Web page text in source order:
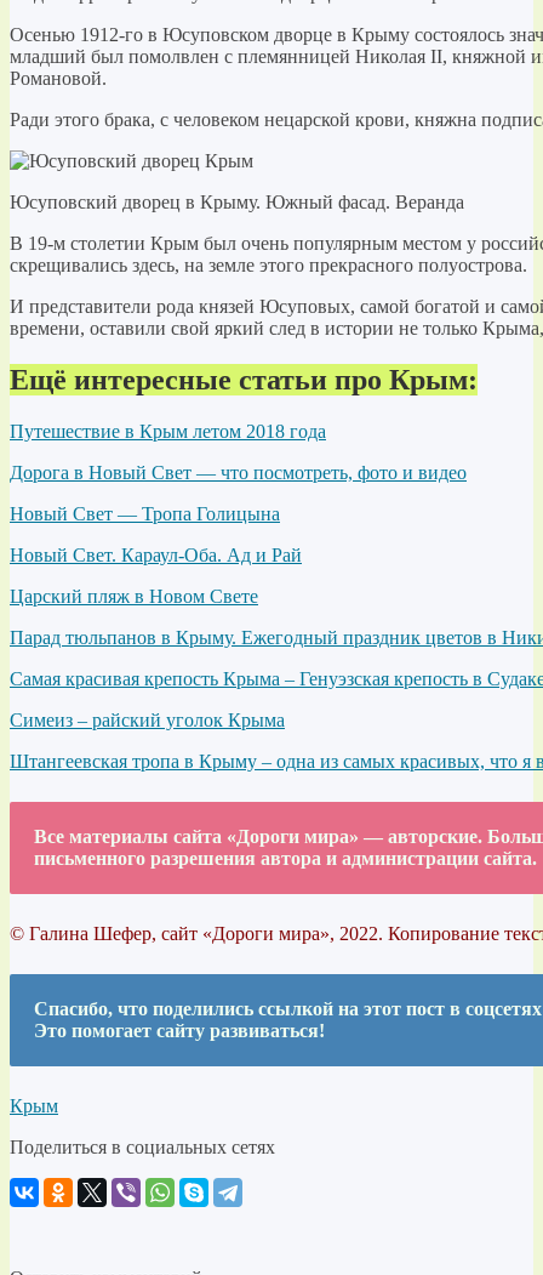
Осенью 1912-го в Юсуповском дворце в Крыму состоялось
младший был помолвлен с племянницей Николая II, княжной
Романовой.
Ради этого брака, с человеком нецарской крови, княжна
Юсуповский дворец в Крыму. Южный фасад. Веранда
В 19-м столетии Крым был очень популярным местом у
скрещивались здесь, на земле этого прекрасного полуострова.
И представители рода князей Юсуповых, самой богатой и
времени, оставили свой яркий след в истории не только
Ещё интересные статьи про Крым:
Путешествие в Крым летом 2018 года
Дорога в Новый Свет — что посмотреть, фото и видео
Новый Свет — Тропа Голицына
Новый Свет. Караул-Оба. Ад и Рай
Царский пляж в Новом Свете
Парад тюльпанов в Крыму. Ежегодный праздник цветов в
Самая красивая крепость Крыма – Генуэзская крепость в
Симеиз – райский уголок Крыма
Штангеевская тропа в Крыму – одна из самых красивых, что я
Все материалы сайта «Дороги мира» — авторские.
письменного разрешения автора и администрации сайта.
© Галина Шефер, сайт «Дороги мира», 2022. Копирование
Спасибо, что поделились ссылкой на этот пост в
Это помогает сайту развиваться!
Крым
Поделиться в социальных сетях